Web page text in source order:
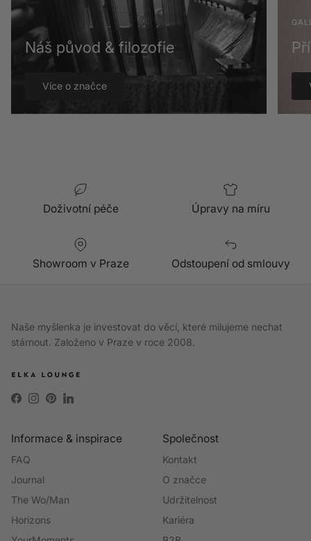
Náš původ & filozofie
Více o značce
Doživotní péče Úpravy na míru
Showroom v Praze Odstoupení od smlouvy
Naše myšlenka je investovat do věcí, které milujeme nechat
stárnout. Založeno v Praze v roce 2008.
Facebook
Instagram
PinterestLinkedIn
Informace & inspirace
FAQ
Journal
The Wo/Man
Horizons
Společnost
Kontakt
O značce
Udržitelnost
Kariéra